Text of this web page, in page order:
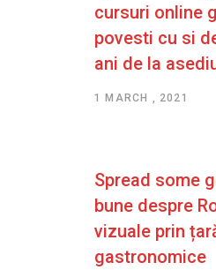
cursuri online
povesti cu si
ani de la
1 MARCH , 2021
Spread some
bune despre
vizuale prin
gastronomice